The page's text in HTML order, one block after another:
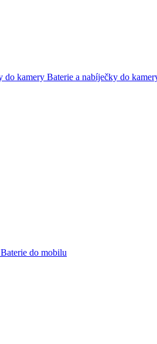
Baterie a nabíječky do
Baterie do mobilu